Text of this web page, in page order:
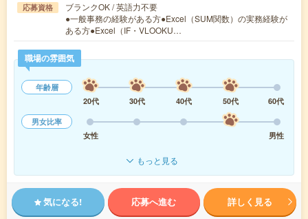
応募資格
ブランクOK / 英語力不要
●一般事務の経験がある方●Excel（SUM関数）の実務経験が
ある方●Excel（IF・VLOOKU…
職場の雰囲気
年齢層
20代
30代 40代 50代
60代
男女比率
女性
男性
もっと見る
気になる! 応募へ進む 詳しく見る